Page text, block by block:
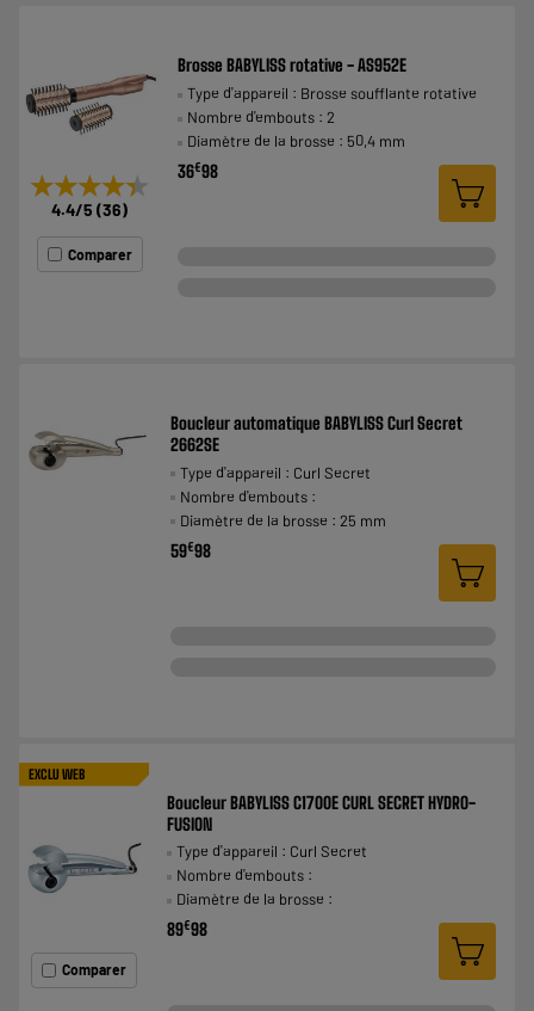
★★★★★
★★★★★
4.4/5 (36)
Comparer
Brosse BABYLISS rotative - AS952E
Type d'appareil : Brosse soufflante rotative
Nombre d'embouts : 2
Diamètre de la brosse : 50,4 mm
36€98
Boucleur automatique BABYLISS Curl Secret
2662SE
Type d'appareil : Curl Secret
Nombre d'embouts :
Diamètre de la brosse : 25 mm
59€98
EXCLU WEB
Comparer
Boucleur BABYLISS C1700E CURL SECRET HYDRO-
FUSION
Type d'appareil : Curl Secret
Nombre d'embouts :
Diamètre de la brosse :
89€98